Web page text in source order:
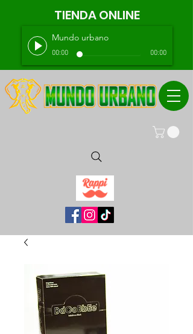
TIENDA ONLINE
Mundo urbano
00:00 00:00